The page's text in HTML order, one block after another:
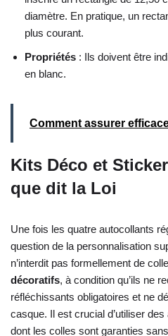
diamètre. En pratique, un
plus courant.
Propriétés : Ils doivent être
en blanc.
Comment assurer
Kits Déco et
que dit la Loi
Une fois les quatre autocollants
question de la personnalisation
n’interdit pas formellement de
décoratifs, à condition qu’ils ne
réfléchissants obligatoires et ne
casque. Il est crucial d’utiliser
dont les colles sont garanties